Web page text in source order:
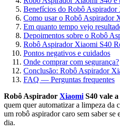
Benefícios do Robô Aspirador
Como usar o Robô Aspirador
Em quanto tempo vejo
Depoimentos sobre o Robô
Robô Aspirador Xiaomi S40
Pontos negativos e cuidados
Onde comprar com segurança?
Conclusão: Robô Aspirador
FAQ — Perguntas frequentes
Robô Aspirador Xiaomi S40 vale
quem quer automatizar a limpeza da
um robô aspirador caro sem saber se
dia.